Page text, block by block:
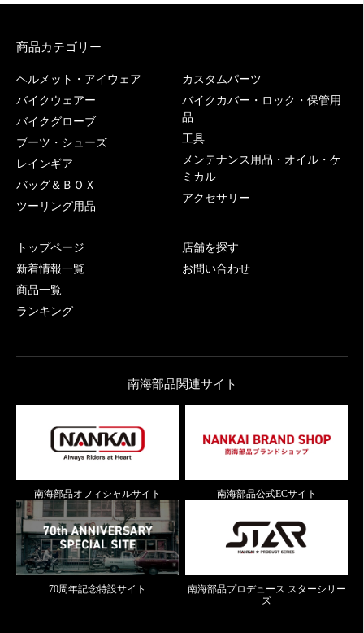
商品カテゴリー
ヘルメット・アイウェア
バイクウェアー
バイクグローブ
ブーツ・シューズ
レインギア
バッグ＆ＢＯＸ
ツーリング用品
カスタムパーツ
バイクカバー・ロック・保管用
品
工具
メンテナンス用品・オイル・ケ
ミカル
アクセサリー
トップページ
新着情報一覧
商品一覧
ランキング
店舗を探す
お問い合わせ
南海部品関連サイト
南海部品オフィシャルサイト 南海部品公式ECサイト
70周年記念特設サイト
南海部品プロデュース スターシリー
ズ